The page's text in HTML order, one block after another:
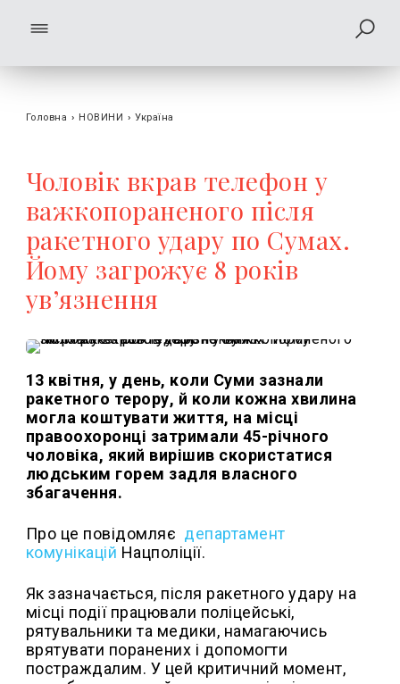
Головна › НОВИНИ › Україна
Чоловік вкрав телефон у
важкопораненого після
ракетного удару по Сумах.
Йому загрожує 8 років
ув’язнення
13 квітня, у день, коли Суми зазнали
ракетного терору, й коли кожна хвилина
могла коштувати життя, на місці
правоохоронці затримали 45-річного
чоловіка, який вирішив скористатися
людським горем задля власного
збагачення.
Про це повідомляє департамент
комунікацій Нацполіції.
Як зазначається, після ракетного удару на
місці події працювали поліцейські,
рятувальники та медики, намагаючись
врятувати поранених і допомогти
постраждалим. У цей критичний момент,